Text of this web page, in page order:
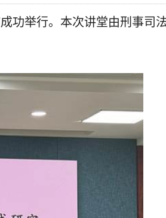
功举行。本次讲堂由刑事司